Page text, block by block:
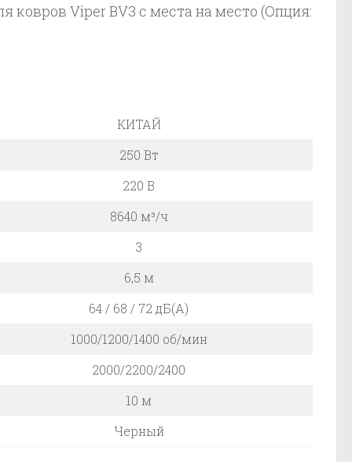
Viper BV3 с места на место (Опция:
КИТАЙ
250 Вт
220 В
8640 м³/ч
3
6,5 м
64 / 68 / 72 дБ(А)
1000/1200/1400 об/мин
2000/2200/2400
10 м
Черный